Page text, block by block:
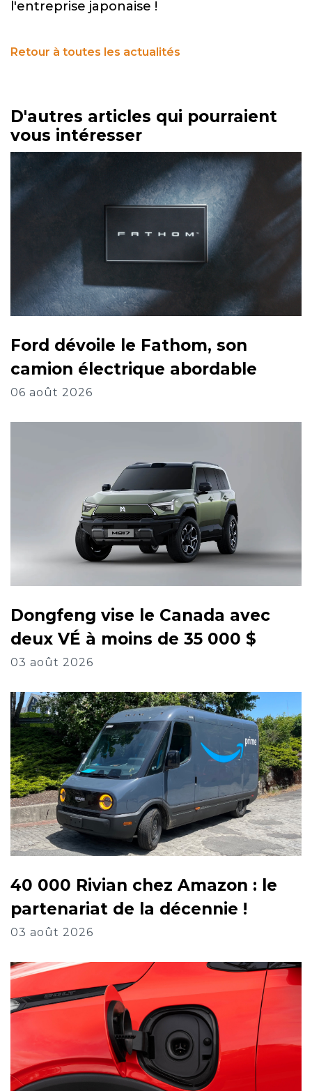
l'entreprise japonaise !
Retour à toutes les actualités
D'autres articles qui pourraient
vous intéresser
Ford dévoile le Fathom, son
camion électrique abordable
06 août 2026
Dongfeng vise le Canada avec
deux VÉ à moins de 35 000 $
03 août 2026
40 000 Rivian chez Amazon : le
partenariat de la décennie !
03 août 2026